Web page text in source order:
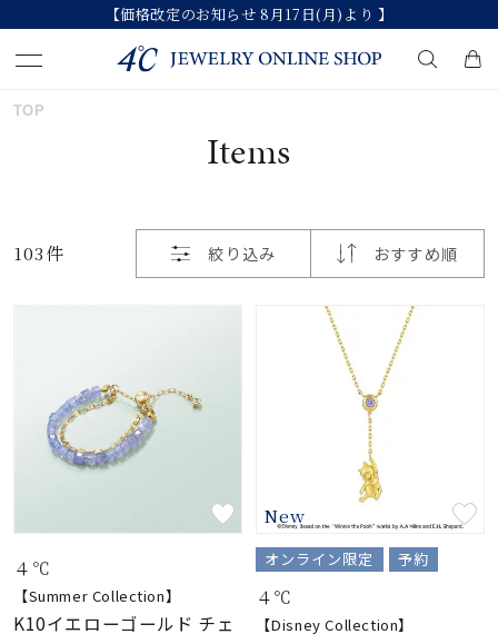
【価格改定のお知らせ 8月17日(月)より 】
#ダイヤモンド ネックレス
ブランド
カテゴリー すべてのジュエリー
素材
カラー
TOP
Items
103件 絞り込み おすすめ順
価格が高い
４℃
【Summer Collection】
K10イエローゴールド チェ
New
オンライン限定 予約
４℃
【Disney Collection】